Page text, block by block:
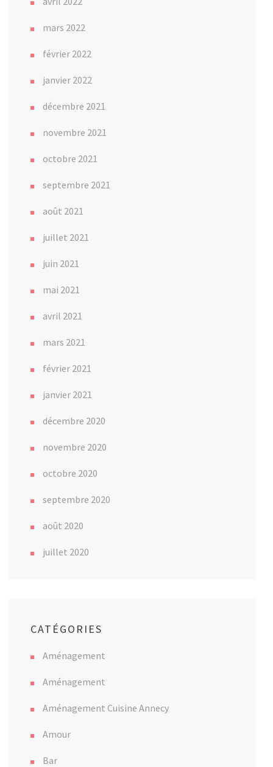
mars 2022
février 2022
janvier 2022
décembre 2021
novembre 2021
octobre 2021
septembre 2021
août 2021
juillet 2021
juin 2021
mai 2021
avril 2021
mars 2021
février 2021
janvier 2021
décembre 2020
novembre 2020
octobre 2020
septembre 2020
août 2020
juillet 2020
CATÉGORIES
Aménagement
Aménagement
Aménagement Cuisine Annecy
Amour
Bar